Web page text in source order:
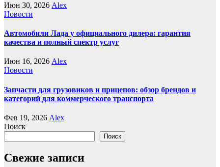
Июн 30, 2026 Alex
Новости
Автомобили Лада у официального дилера: гарантия
качества и полный спектр услуг
Июн 16, 2026 Alex
Новости
Запчасти для грузовиков и прицепов: обзор брендов и
категорий для коммерческого транспорта
Фев 19, 2026 Alex
Поиск
Поиск
Свежие записи